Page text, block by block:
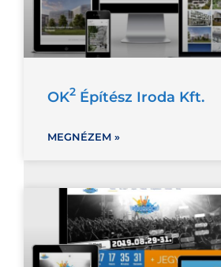
OK2 Építész Iroda Kft.
MEGNÉZEM »